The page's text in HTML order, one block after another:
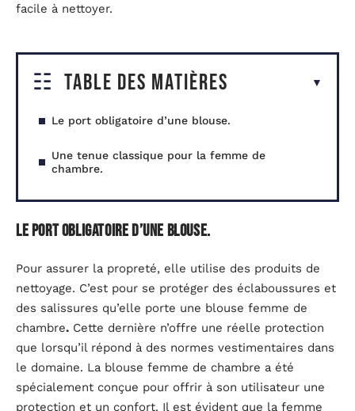
facile à nettoyer.
Table des matières
Le port obligatoire d’une blouse.
Une tenue classique pour la femme de
chambre.
Le port obligatoire d’une blouse.
Pour assurer la propreté, elle utilise des produits de
nettoyage. C’est pour se protéger des éclaboussures et
des salissures qu’elle porte une blouse femme de
chambre. Cette dernière n’offre une réelle protection
que lorsqu’il répond à des normes vestimentaires dans
le domaine. La blouse femme de chambre a été
spécialement conçue pour offrir à son utilisateur une
protection et un confort. Il est évident que la femme